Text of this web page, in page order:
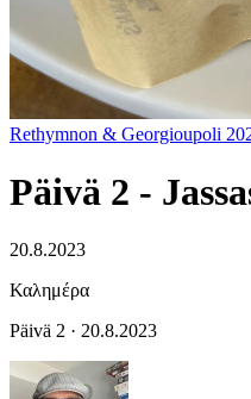
Rethymnon & Georgioupoli
Päivä 2 -
20.8.2023
Καλημέρα
Päivä 2 · 20.8.2023